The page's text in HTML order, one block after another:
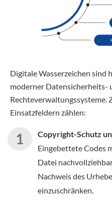
Digitale Wasserzeichen sind
moderner Datensicherheits-
Rechteverwaltungssysteme.
Einsatzfeldern zählen:
Copyright-Schutz
Eingebettete Codes
Datei
Nachweis des
einzuschränken.